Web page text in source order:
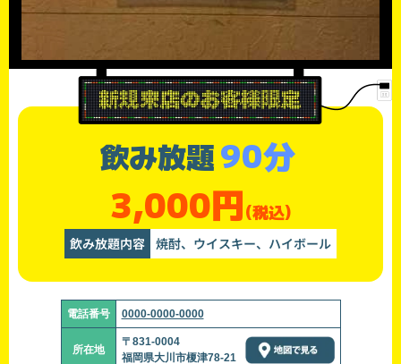
飲み放題90分
3,000円(税込)
飲み放題内容 焼酎、ウイスキー、ハイボール
電話番号 0000-0000-0000
所在地
〒831-0004
福岡県大川市榎津78-21